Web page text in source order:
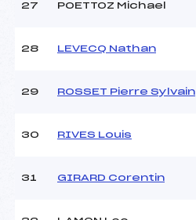
27 POETTOZ Michael
28 LEVECQ Nathan
29 ROSSET Pierre Sylvain
30 RIVES Louis
31 GIRARD Corentin